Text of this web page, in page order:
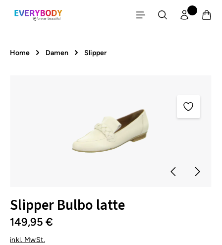
Zum Hauptinhalt springen
Home Damen Slipper
Slipper Bulbo latte
149,95 €
inkl. MwSt.